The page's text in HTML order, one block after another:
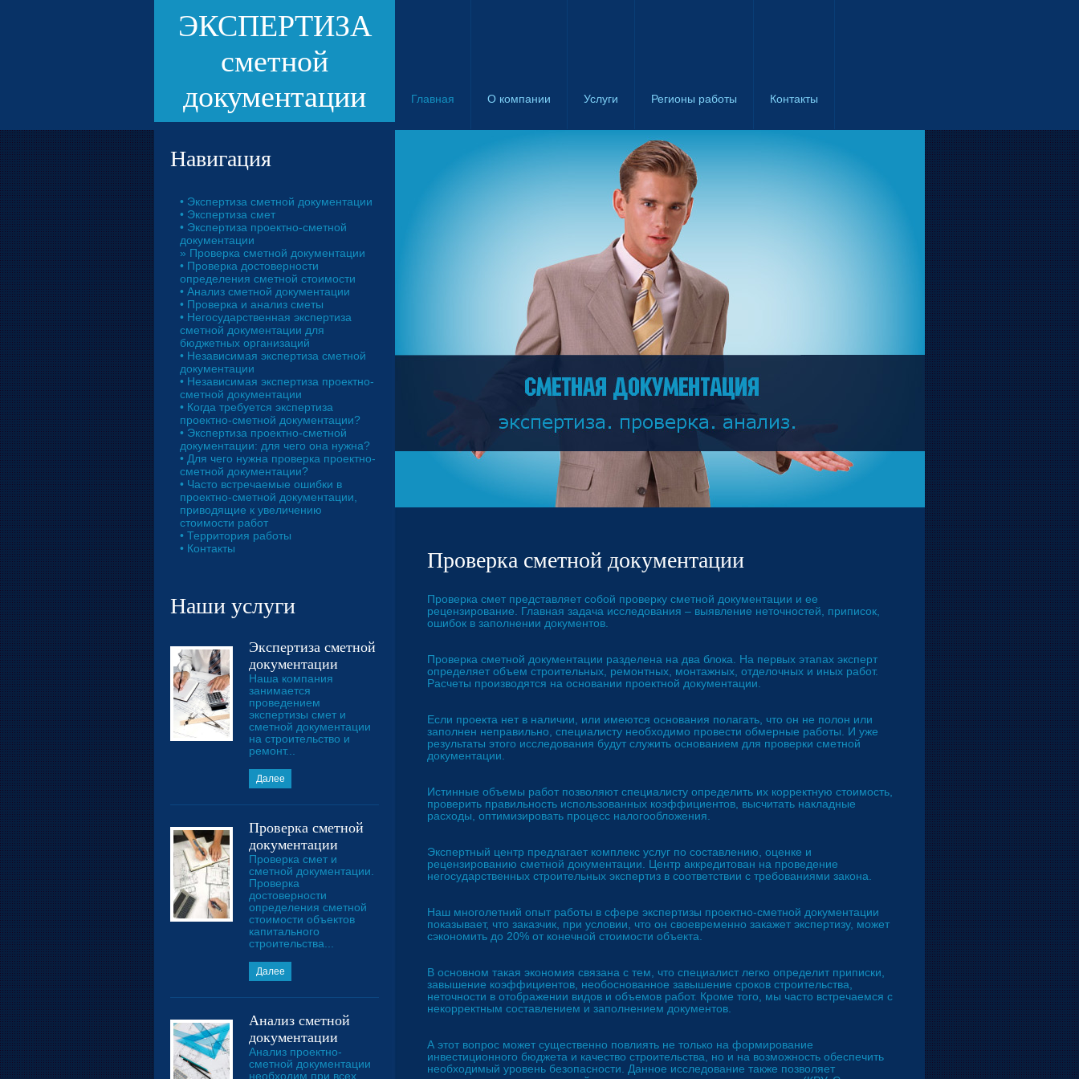
ЭКСПЕРТИЗА
сметной
документации
Главная О компании Услуги Регионы работы Контакты
Навигация
• Экспертиза сметной документации
• Экспертиза смет
• Экспертиза проектно-сметной
документации
» Проверка сметной документации
• Проверка достоверности
определения сметной стоимости
• Анализ сметной документации
• Проверка и анализ сметы
• Негосударственная экспертиза
сметной документации для
бюджетных организаций
• Независимая экспертиза сметной
документации
• Независимая экспертиза проектно-
сметной документации
• Когда требуется экспертиза
проектно-сметной документации?
• Экспертиза проектно-сметной
документации: для чего она нужна?
• Для чего нужна проверка проектно-
сметной документации?
• Часто встречаемые ошибки в
проектно-сметной документации,
приводящие к увеличению
стоимости работ
• Территория работы
• Контакты
Наши услуги
Экспертиза сметной
документации
Наша компания
занимается
проведением
экспертизы смет и
сметной документации
на строительство и
ремонт...
Далее
Проверка сметной
документации
Проверка смет и
сметной документации.
Проверка
достоверности
определения сметной
стоимости объектов
капитального
строительства...
Далее
Анализ сметной
документации
Анализ проектно-
сметной документации
необходим при всех
Проверка сметной документации
Проверка смет представляет собой проверку сметной документации и ее
рецензирование. Главная задача исследования – выявление неточностей, приписок,
ошибок в заполнении документов.
Проверка сметной документации разделена на два блока. На первых этапах эксперт
определяет объем строительных, ремонтных, монтажных, отделочных и иных работ.
Расчеты производятся на основании проектной документации.
Если проекта нет в наличии, или имеются основания полагать, что он не полон или
заполнен неправильно, специалисту необходимо провести обмерные работы. И уже
результаты этого исследования будут служить основанием для проверки сметной
документации.
Истинные объемы работ позволяют специалисту определить их корректную стоимость,
проверить правильность использованных коэффициентов, высчитать накладные
расходы, оптимизировать процесс налогообложения.
Экспертный центр предлагает комплекс услуг по составлению, оценке и
рецензированию сметной документации. Центр аккредитован на проведение
негосударственных строительных экспертиз в соответствии с требованиями закона.
Наш многолетний опыт работы в сфере экспертизы проектно-сметной документации
показывает, что заказчик, при условии, что он своевременно закажет экспертизу, может
сэкономить до 20% от конечной стоимости объекта.
В основном такая экономия связана с тем, что специалист легко определит приписки,
завышение коэффициентов, необоснованное завышение сроков строительства,
неточности в отображении видов и объемов работ. Кроме того, мы часто встречаемся с
некорректным составлением и заполнением документов.
А этот вопрос может существенно повлиять не только на формирование
инвестиционного бюджета и качество строительства, но и на возможность обеспечить
необходимый уровень безопасности. Данное исследование также позволяет